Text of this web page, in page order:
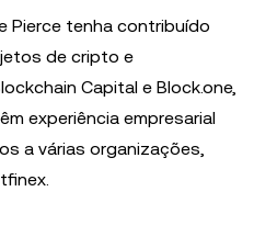
Pierce tenha contribuído
de cripto e
Capital e Block.one,
experiência empresarial
a várias organizações,